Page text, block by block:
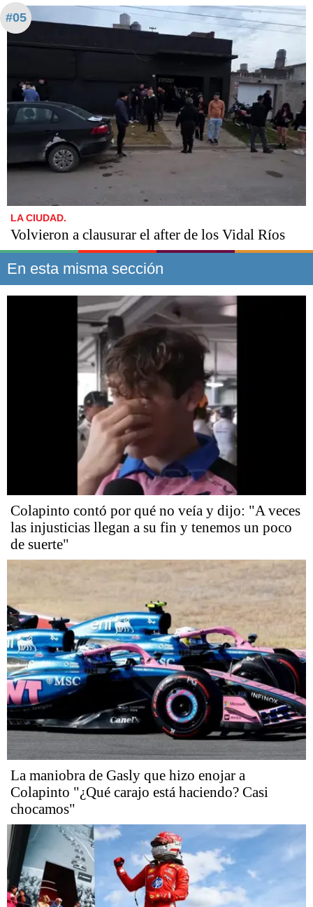
#05
LA CIUDAD.
Volvieron a clausurar el after de los Vidal Ríos
En esta misma sección
Colapinto contó por qué no veía y dijo: "A veces
las injusticias llegan a su fin y tenemos un poco
de suerte"
La maniobra de Gasly que hizo enojar a
Colapinto "¿Qué carajo está haciendo? Casi
chocamos"